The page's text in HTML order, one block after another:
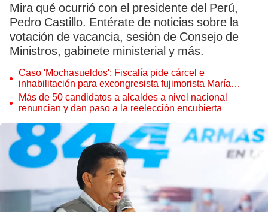
Mira qué ocurrió con el presidente del Perú,
Pedro Castillo. Entérate de noticias sobre la
votación de vacancia, sesión de Consejo de
Ministros, gabinete ministerial y más.
Caso 'Mochasueldos': Fiscalía pide cárcel e
inhabilitación para excongresista fujimorista María
Cordero Jon Tay
Más de 50 candidatos a alcaldes a nivel nacional
renuncian y dan paso a la reelección encubierta